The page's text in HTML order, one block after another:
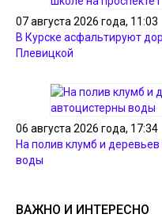
07 августа 2026 года, 11:03
В Курске асфальтируют
Плевицкой
06 августа 2026 года, 17:34
На полив клумб и
воды
ВАЖНО И ИНТЕРЕСНО